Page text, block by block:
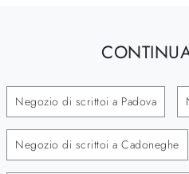
Negozio di scrittoi a Padova
Negozio di scrittoi a Cadoneghe